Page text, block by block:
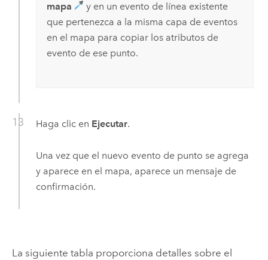
mapa
y en un evento de línea existente
que pertenezca a la misma capa de eventos
en el mapa para copiar los atributos de
evento de ese punto.
Haga clic en Ejecutar.
Una vez que el nuevo evento de punto se agrega
y aparece en el mapa, aparece un mensaje de
confirmación.
La siguiente tabla proporciona detalles sobre el